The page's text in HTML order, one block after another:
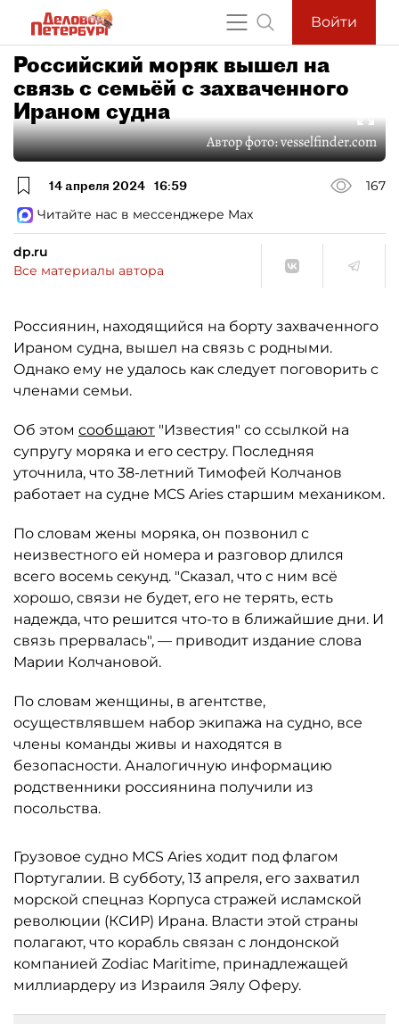
Войти
Российский моряк вышел на
связь с семьёй с захваченного
Ираном судна
Автор фото:vesselfinder.com
14 апреля 2024 16:59
167
Читайте нас в мессенджере Max
dp.ru
Все материалы автора
Россиянин, находящийся на борту захваченного
Ираном судна, вышел на связь с родными.
Однако ему не удалось как следует поговорить с
членами семьи.
Об этом сообщают "Известия" со ссылкой на
супругу моряка и его сестру. Последняя
уточнила, что 38-летний Тимофей Колчанов
работает на судне MCS Aries старшим механиком.
По словам жены моряка, он позвонил с
неизвестного ей номера и разговор длился
всего восемь секунд. "Сказал, что с ним всё
хорошо, связи не будет, его не терять, есть
надежда, что решится что-то в ближайшие дни. И
связь прервалась", — приводит издание слова
Марии Колчановой.
По словам женщины, в агентстве,
осуществлявшем набор экипажа на судно, все
члены команды живы и находятся в
безопасности. Аналогичную информацию
родственники россиянина получили из
посольства.
Грузовое судно MCS Aries ходит под флагом
Португалии. В субботу, 13 апреля, его захватил
морской спецназ Корпуса стражей исламской
революции (КСИР) Ирана. Власти этой страны
полагают, что корабль связан с лондонской
компанией Zodiac Maritime, принадлежащей
миллиардеру из Израиля Эялу Оферу.